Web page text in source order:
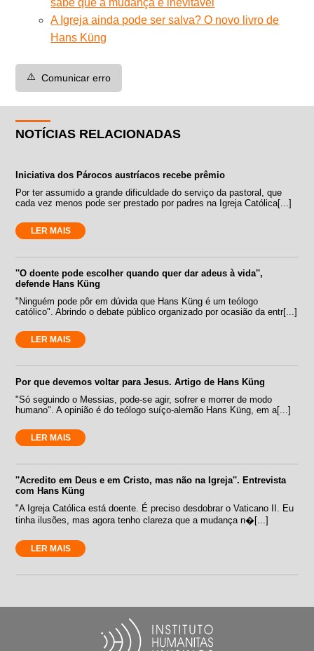
A Igreja ainda pode ser salva? O novo livro de
Hans Küng
⚠️ Comunicar erro
NOTÍCIAS RELACIONADAS
Iniciativa dos Párocos austríacos recebe prêmio
Por ter assumido a grande dificuldade do serviço da pastoral, que
cada vez menos pode ser prestado por padres na Igreja Católica[...]
LER MAIS
''O doente pode escolher quando quer dar adeus à vida'',
defende Hans Küng
"Ninguém pode pôr em dúvida que Hans Küng é um teólogo
católico". Abrindo o debate público organizado por ocasião da entr[...]
LER MAIS
Por que devemos voltar para Jesus. Artigo de Hans Küng
"Só seguindo o Messias, pode-se agir, sofrer e morrer de modo
humano". A opinião é do teólogo suíço-alemão Hans Küng, em a[...]
LER MAIS
''Acredito em Deus e em Cristo, mas não na Igreja''. Entrevista
com Hans Küng
"A Igreja Católica está doente. É preciso desdobrar o Vaticano II. Eu
tinha ilusões, mas agora tenho clareza que a mudança n�[...]
LER MAIS